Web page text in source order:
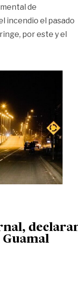
de
incendio el pasado
por este y el